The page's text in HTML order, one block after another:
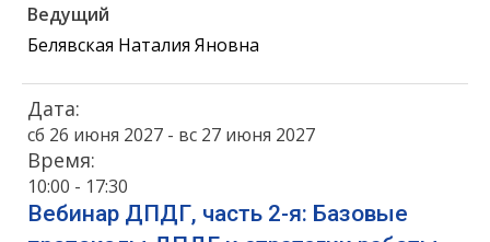
Ведущий
Белявская Наталия Яновна
Дата:
сб 26 июня 2027 - вс 27 июня 2027
Время:
10:00 - 17:30
Вебинар ДПДГ, часть 2-я: Базовые